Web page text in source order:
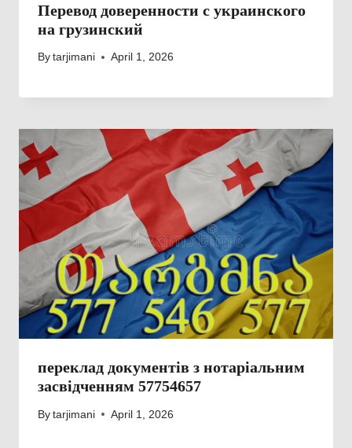
Перевод доверенности с украинского
на грузинский
By tarjimani April 1, 2026
переклад документів з нотаріальним
засвідченням 57754657
By tarjimani April 1, 2026